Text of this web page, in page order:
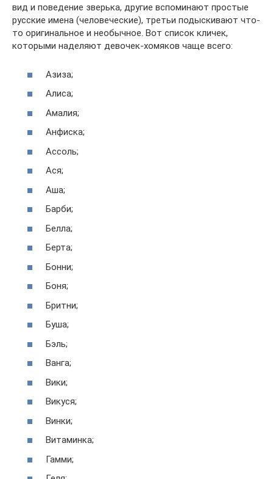
вид и поведение зверька, другие вспоминают простые
русские имена (человеческие), третьи подыскивают что-
то оригинальное и необычное. Вот список кличек,
которыми наделяют девочек-хомяков чаще всего:
Азиза;
Алиса;
Амалия;
Анфиска;
Ассоль;
Ася;
Аша;
Барби;
Белла;
Берта;
Бонни;
Боня;
Бритни;
Буша;
Бэль;
Ванга;
Вики;
Викуся;
Винки;
Витаминка;
Гамми;